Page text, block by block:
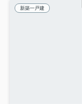
新築一戸建